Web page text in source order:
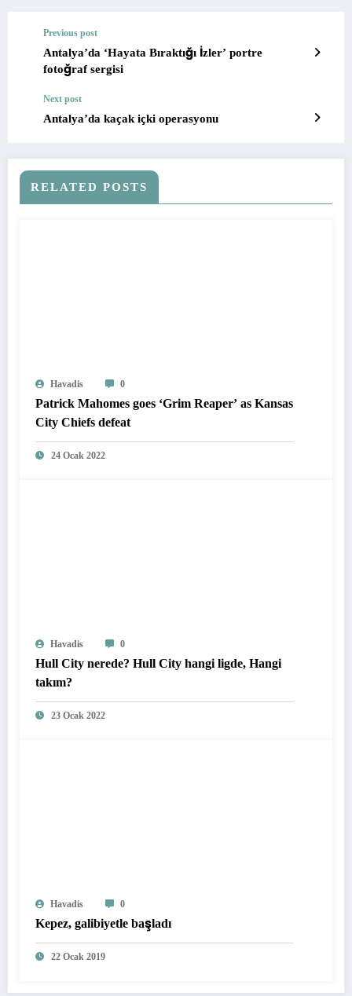
Previous post
Antalya’da ‘Hayata Bıraktığı İzler’ portre
fotoğraf sergisi
Next post
Antalya’da kaçak içki operasyonu
RELATED POSTS
Havadis 0
Patrick Mahomes goes ‘Grim Reaper’ as Kansas
City Chiefs defeat
24 Ocak 2022
Havadis 0
Hull City nerede? Hull City hangi ligde, Hangi
takım?
23 Ocak 2022
Havadis 0
Kepez, galibiyetle başladı
22 Ocak 2019